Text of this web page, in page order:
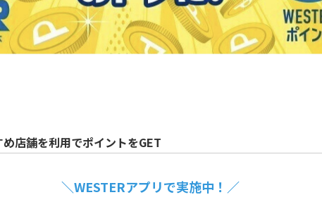
店舗を利用でポイントをGET
＼WESTERアプリで実施中！／